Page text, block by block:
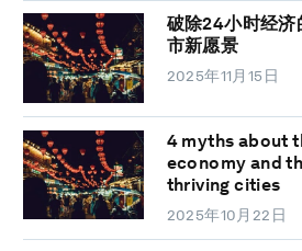
破除24小时经济
市新愿景
2025年11月15日
4 myths about
economy and
thriving cities
2025年10月22日